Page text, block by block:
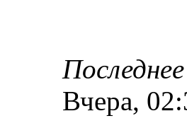
Вчера,